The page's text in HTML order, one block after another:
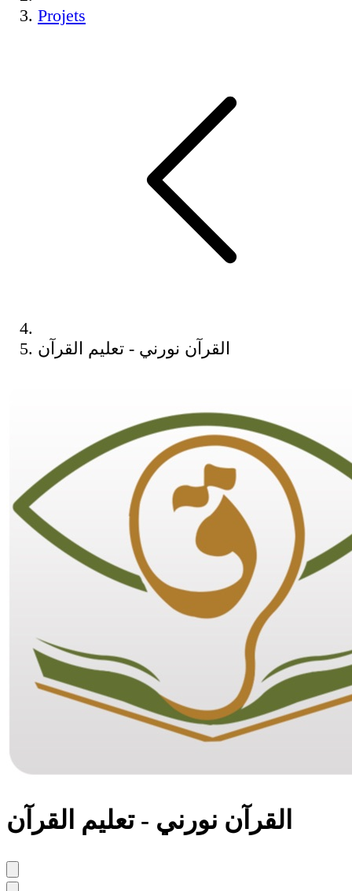
Projets
القرآن نورني - تعليم القرآن
القرآن نورني - تعليم القرآن